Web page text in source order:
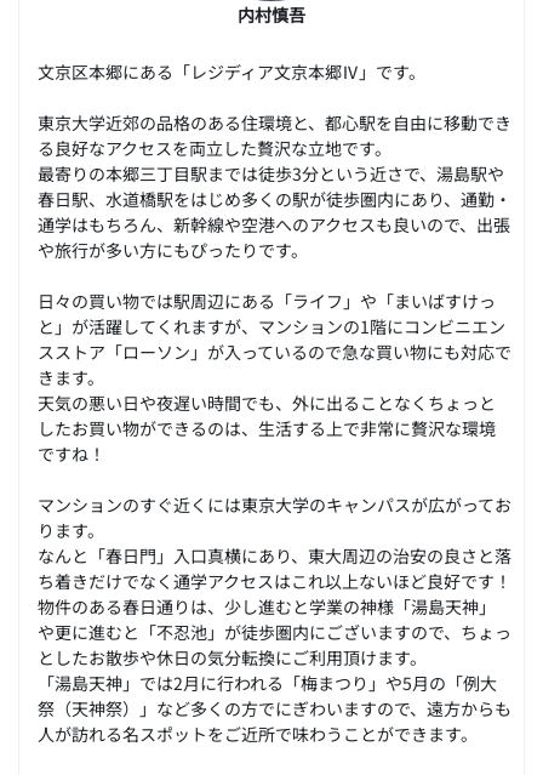
内村慎吾
文京区本郷にある「レジディア文京本郷Ⅳ」です。
東京大学近郊の品格のある住環境と、都心駅を自由に移動でき
る良好なアクセスを両立した贅沢な立地です。
最寄りの本郷三丁目駅までは徒歩3分という近さで、湯島駅や
春日駅、水道橋駅をはじめ多くの駅が徒歩圏内にあり、通勤・
通学はもちろん、新幹線や空港へのアクセスも良いので、出張
や旅行が多い方にもぴったりです。
日々の買い物では駅周辺にある「ライフ」や「まいばすけっ
と」が活躍してくれますが、マンションの1階にコンビニエン
スストア「ローソン」が入っているので急な買い物にも対応で
きます。
天気の悪い日や夜遅い時間でも、外に出ることなくちょっと
したお買い物ができるのは、生活する上で非常に贅沢な環境
ですね！
マンションのすぐ近くには東京大学のキャンパスが広がってお
ります。
なんと「春日門」入口真横にあり、東大周辺の治安の良さと落
ち着きだけでなく通学アクセスはこれ以上ないほど良好です！
物件のある春日通りは、少し進むと学業の神様「湯島天神」
や更に進むと「不忍池」が徒歩圏内にございますので、ちょっ
としたお散歩や休日の気分転換にご利用頂けます。
「湯島天神」では2月に行われる「梅まつり」や5月の「例大
祭（天神祭）」など多くの方でにぎわいますので、遠方からも
人が訪れる名スポットをご近所で味わうことができます。